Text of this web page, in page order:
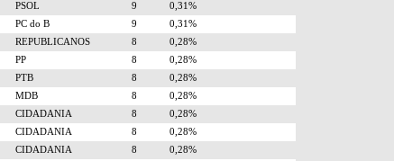
PSOL 9
0,31%
PC do B 9
0,31%
REPUBLICANOS 8
0,28%
PP 8
0,28%
PTB 8
0,28%
MDB 8
0,28%
CIDADANIA 8
0,28%
CIDADANIA 8
0,28%
CIDADANIA 8
0,28%